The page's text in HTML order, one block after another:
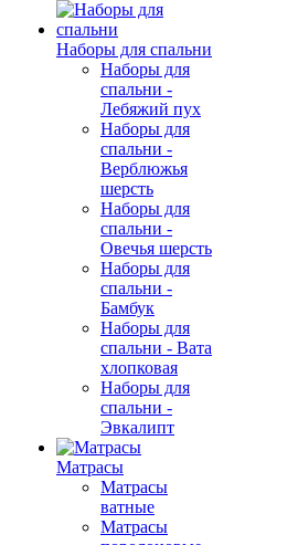
Наборы для спальни
Наборы для
спальни -
Лебяжий пух
Наборы для
спальни -
Верблюжья
шерсть
Наборы для
спальни -
Овечья шерсть
Наборы для
спальни -
Бамбук
Наборы для
спальни - Вата
хлопковая
Наборы для
спальни -
Эвкалипт
Матрасы
Матрасы
ватные
Матрасы